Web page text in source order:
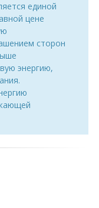
единой
цене
сторон
энергию,